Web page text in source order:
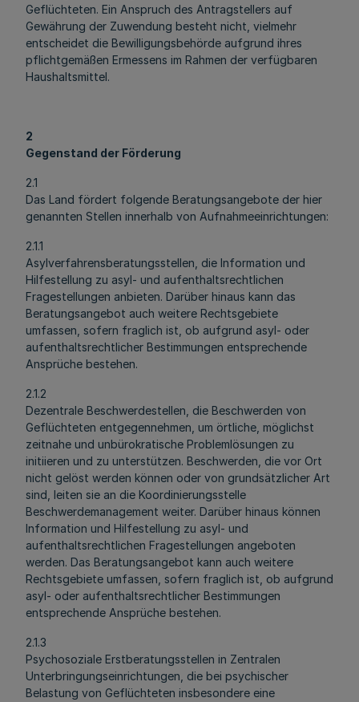
Geflüchteten. Ein Anspruch des Antragstellers auf
Gewährung der Zuwendung besteht nicht, vielmehr
entscheidet die Bewilligungsbehörde aufgrund ihres
pflichtgemäßen Ermessens im Rahmen der verfügbaren
Haushaltsmittel.
2
Gegenstand der Förderung
2.1
Das Land fördert folgende Beratungsangebote der hier
genannten Stellen innerhalb von Aufnahmeeinrichtungen:
2.1.1
Asylverfahrensberatungsstellen, die Information und
Hilfestellung zu asyl- und aufenthaltsrechtlichen
Fragestellungen anbieten. Darüber hinaus kann das
Beratungsangebot auch weitere Rechtsgebiete
umfassen, sofern fraglich ist, ob aufgrund asyl- oder
aufenthaltsrechtlicher Bestimmungen entsprechende
Ansprüche bestehen.
2.1.2
Dezentrale Beschwerdestellen, die Beschwerden von
Geflüchteten entgegennehmen, um örtliche, möglichst
zeitnahe und unbürokratische Problemlösungen zu
initiieren und zu unterstützen. Beschwerden, die vor Ort
nicht gelöst werden können oder von grundsätzlicher Art
sind, leiten sie an die Koordinierungsstelle
Beschwerdemanagement weiter. Darüber hinaus können
Information und Hilfestellung zu asyl- und
aufenthaltsrechtlichen Fragestellungen angeboten
werden. Das Beratungsangebot kann auch weitere
Rechtsgebiete umfassen, sofern fraglich ist, ob aufgrund
asyl- oder aufenthaltsrechtlicher Bestimmungen
entsprechende Ansprüche bestehen.
2.1.3
Psychosoziale Erstberatungsstellen in Zentralen
Unterbringungseinrichtungen, die bei psychischer
Belastung von Geflüchteten insbesondere eine